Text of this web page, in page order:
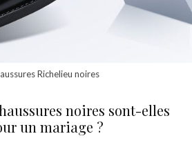
Richelieu noires
noires sont-elles
un mariage ?